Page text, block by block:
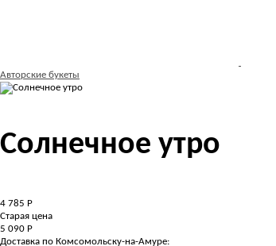
Авторские букеты
Солнечное утро
4 785 Р
Старая цена
5 090 Р
Доставка по Комсомольску-на-Амуре: